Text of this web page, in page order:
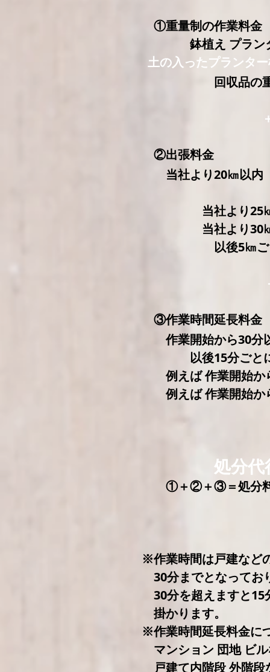
①重量制の作業料金
鉢植え プランタ
土の入ったプランタ
回収品の
②出張料金
当社より20㎞以
当社より
当社より30㎞
以後5㎞ごと
③作業時間延長料金
作業開始から30分
以後15分ご
例えば 作業開始か
例えば 作業開始か
処分
①＋②＋③＝処分料
※作業時間は戸建など
30分までとなってお
30分を超えますと15
掛かります。
※作業時間延長料金に
マンション 団地 ビ
戸建て内階段 外階段